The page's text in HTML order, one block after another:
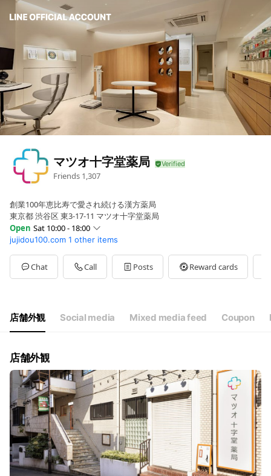
マツオ十字堂薬局
Friends 1,307
創業100年恵比寿で愛され続ける漢方薬局
東京都 渋谷区 東3-17-11 マツオ十字堂薬局
Open Sat 10:00 - 18:00
SunClosed
Mon10:00 - 18:00
Tue10:00 - 18:00
Wed10:00 - 18:00
Sat10:00 - 18:00
日曜・祝日休み
jujidou100.com 1 other items
Chat Call Posts Reward cards
店舗外観 Social media Mixed media feed Coupon
店舗外観